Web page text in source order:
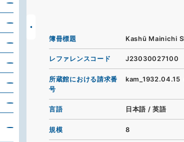
簿冊標題 Kashū Mainichi
レファレンスコード J23030027100
所蔵館における請求番
号
kam_1932.04.15
言語 日本語 / 英語
規模 8